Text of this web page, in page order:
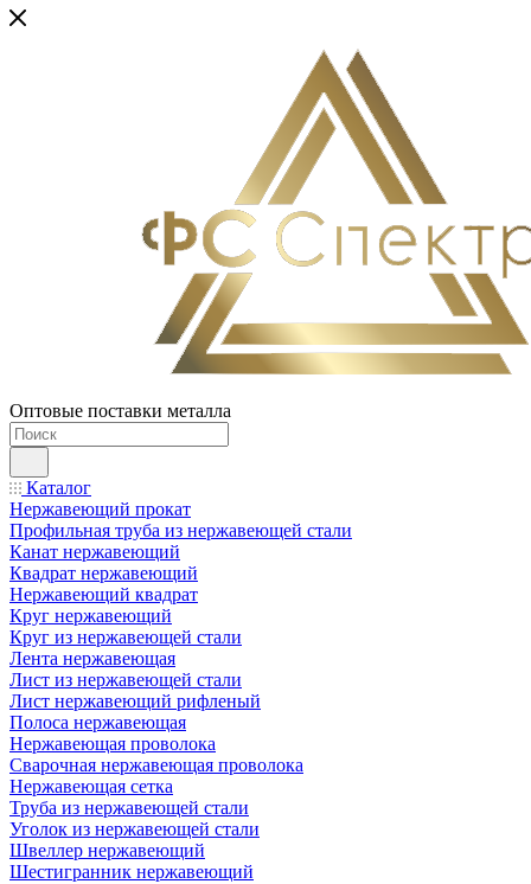
Оптовые поставки металла
Каталог
Нержавеющий прокат
Профильная труба из нержавеющей стали
Канат нержавеющий
Квадрат нержавеющий
Нержавеющий квадрат
Круг нержавеющий
Круг из нержавеющей стали
Лента нержавеющая
Лист из нержавеющей стали
Лист нержавеющий рифленый
Полоса нержавеющая
Нержавеющая проволока
Сварочная нержавеющая проволока
Нержавеющая сетка
Труба из нержавеющей стали
Уголок из нержавеющей стали
Швеллер нержавеющий
Шестигранник нержавеющий